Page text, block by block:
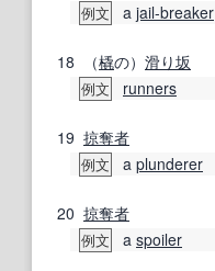
例文 a jail-breaker
18 （橇の） 滑り坂
例文 runners
19 掠奪者
例文 a plunderer
20 掠奪者
例文 a spoiler